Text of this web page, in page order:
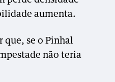
aumenta.
que, se o Pinhal
não teria